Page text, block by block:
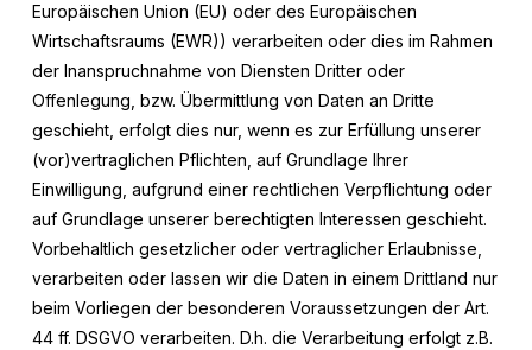
Europäischen Union (EU) oder des Europäischen
Wirtschaftsraums (EWR)) verarbeiten oder dies im Rahmen
der Inanspruchnahme von Diensten Dritter oder
Offenlegung, bzw. Übermittlung von Daten an Dritte
geschieht, erfolgt dies nur, wenn es zur Erfüllung unserer
(vor)vertraglichen Pflichten, auf Grundlage Ihrer
Einwilligung, aufgrund einer rechtlichen Verpflichtung oder
auf Grundlage unserer berechtigten Interessen geschieht.
Vorbehaltlich gesetzlicher oder vertraglicher Erlaubnisse,
verarbeiten oder lassen wir die Daten in einem Drittland nur
beim Vorliegen der besonderen Voraussetzungen der Art.
44 ff. DSGVO verarbeiten. D.h. die Verarbeitung erfolgt z.B.